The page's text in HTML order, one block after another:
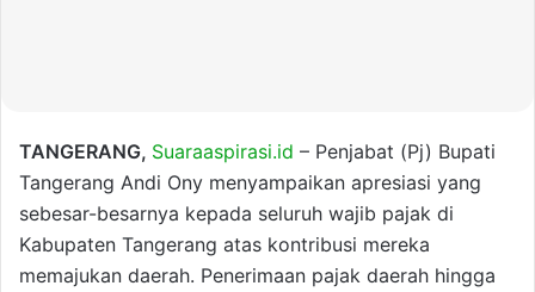
TANGERANG, Suaraaspirasi.id – Penjabat (Pj) Bupati
Tangerang Andi Ony menyampaikan apresiasi yang
sebesar-besarnya kepada seluruh wajib pajak di
Kabupaten Tangerang atas kontribusi mereka
memajukan daerah. Penerimaan pajak daerah hingga